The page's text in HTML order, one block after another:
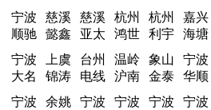
宁波
顺驰
慈溪
懿鑫
慈溪
亚太
杭州
鸿世
杭州
利宇
嘉兴
海塘
宁波
大名
上虞
锦涛
台州
电线
温岭
沪南
象山
金泰
宁波
华顺
宁波
余姚
宁波
宁波
宁波
宁波